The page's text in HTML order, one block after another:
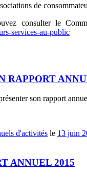
de
consulter le
services-au-public
RAPPORT
son rapport
d'activités le 13 juin
ANNUEL 2015